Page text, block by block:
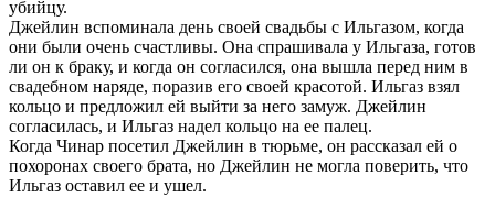
убийцу.
Джейлин вспоминала день своей свадьбы с Ильгазом, когда
они были очень счастливы. Она спрашивала у Ильгаза, готов
ли он к браку, и когда он согласился, она вышла перед ним в
свадебном наряде, поразив его своей красотой. Ильгаз взял
кольцо и предложил ей выйти за него замуж. Джейлин
согласилась, и Ильгаз надел кольцо на ее палец.
Когда Чинар посетил Джейлин в тюрьме, он рассказал ей о
похоронах своего брата, но Джейлин не могла поверить, что
Ильгаз оставил ее и ушел.